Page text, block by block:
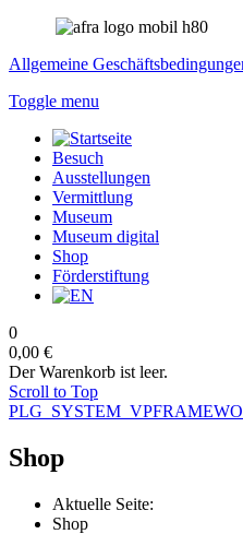
Allgemeine
Toggle menu
Besuch
Ausstellungen
Vermittlung
Museum
Museum digital
Shop
Förderstiftung
0
0,00 €
Der Warenkorb ist leer.
Scroll to Top
Shop
Aktuelle Seite:
Shop